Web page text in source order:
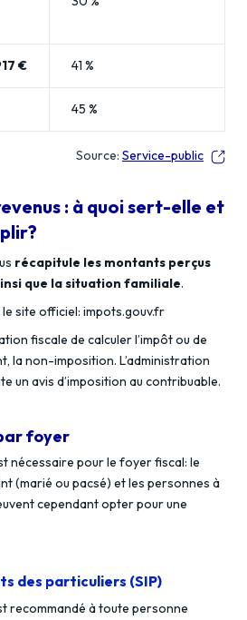
€ 41 %
45 %
Source: Service-public
: à quoi sert-elle et
récapitule les montants perçus
que la situation familiale.
site officiel: impots.gouv.fr
fiscale de calculer l’impôt ou de
la non-imposition. L’administration
un avis d’imposition au contribuable.
foyer
nécessaire pour le foyer fiscal: le
(marié ou pacsé) et les personnes à
cependant opter pour une
des particuliers (SIP)
recommandé à toute personne